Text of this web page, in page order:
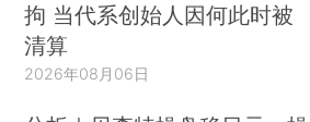
拘 当代系创始人因何此时被
清算
2026年08月06日